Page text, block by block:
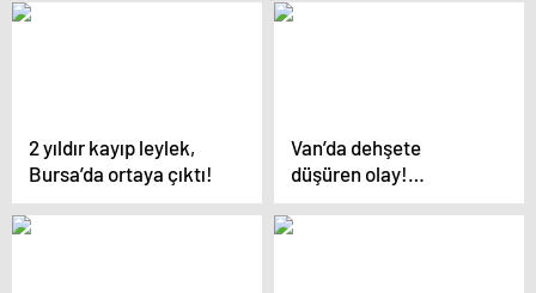
2 yıldır kayıp leylek,
Bursa’da ortaya çıktı!
Van’da dehşete
düşüren olay!
Tonlarcası kurtarıldı